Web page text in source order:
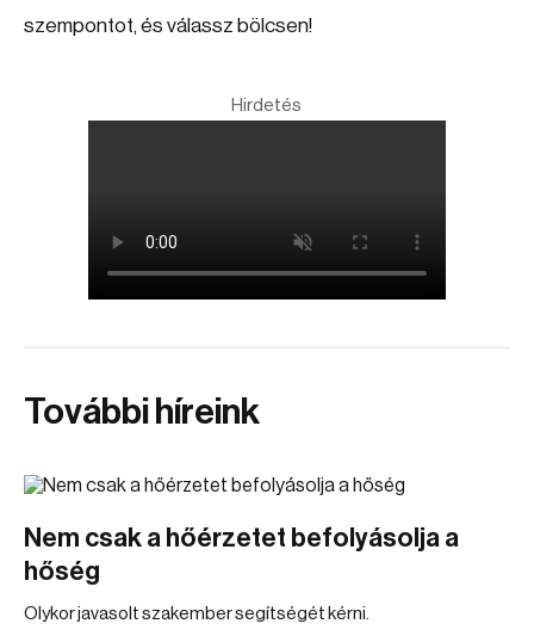
szempontot, és válassz bölcsen!
Hirdetés
További híreink
Nem csak a hőérzetet befolyásolja a
hőség
Olykor javasolt szakember segítségét kérni.